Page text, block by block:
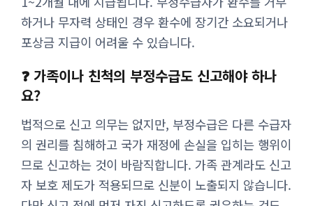
하거나 무자력 상태인 경우 환수에 장기간 소요되거나
포상금 지급이 어려울 수 있습니다.
❓ 가족이나 친척의 부정수급도 신고해야 하나
요?
법적으로 신고 의무는 없지만, 부정수급은 다른 수급자
의 권리를 침해하고 국가 재정에 손실을 입히는 행위이
므로 신고하는 것이 바람직합니다. 가족 관계라도 신고
자 보호 제도가 적용되므로 신분이 노출되지 않습니다.